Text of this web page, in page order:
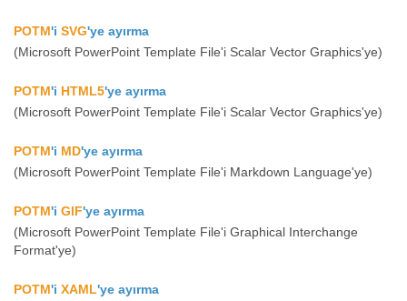
POTM'i SVG'ye ayırma
(Microsoft PowerPoint Template File'i Scalar Vector Graphics'ye)
POTM'i HTML5'ye ayırma
(Microsoft PowerPoint Template File'i Scalar Vector Graphics'ye)
POTM'i MD'ye ayırma
(Microsoft PowerPoint Template File'i Markdown Language'ye)
POTM'i GIF'ye ayırma
(Microsoft PowerPoint Template File'i Graphical Interchange
Format'ye)
POTM'i XAML'ye ayırma